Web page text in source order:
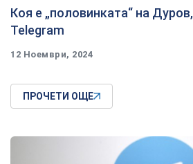
Коя е „половинката“ на
Telegram
12 Ноември, 2024
ПРОЧЕТИ ОЩЕ